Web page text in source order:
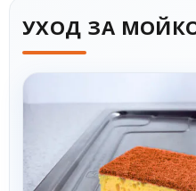
УХОД ЗА